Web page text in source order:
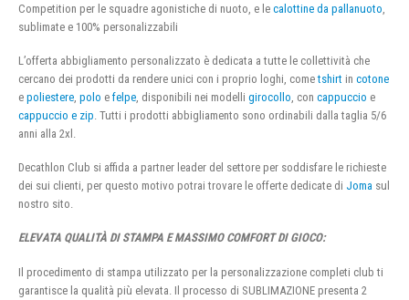
Competition per le squadre agonistiche di nuoto, e le calottine da pallanuoto
sublimate e 100% personalizzabili
L’offerta abbigliamento personalizzato è dedicata a tutte le collettività che
cercano dei prodotti da rendere unici con i proprio loghi, cometshirt in cotone
e poliestere polo e felpe , disponibili nei modelli girocollo , con cappuccio e
cappuccio e zip . Tutti i prodotti abbigliamento sono ordinabili dalla taglia 5/6
anni alla 2xl.
Decathlon Club si affida a partner leader del settore per soddisfare le richieste
dei sui clienti, per questo motivo potrai trovare le offerte dedicate di Joma sul
nostro sito.
ELEVATA QUALITÀ DI STAMPA E MASSIMO COMFORT DI GIOCO:
Il procedimento di stampa utilizzato per la personalizzazione completi club ti
garantisce la qualità più elevata. Il processo di SUBLIMAZIONE presenta 2